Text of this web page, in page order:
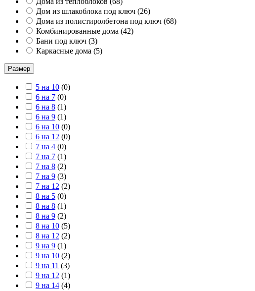
Дом из шлакоблока под ключ (26)
Дома из полистиролбетона под ключ (68)
Комбинированные дома (42)
Бани под ключ (3)
Каркасные дома (5)
Размер
5 на 10 (0)
6 на 7 (0)
6 на 8 (1)
6 на 9 (1)
6 на 10 (0)
6 на 12 (0)
7 на 4 (0)
7 на 7 (1)
7 на 8 (2)
7 на 9 (3)
7 на 12 (2)
8 на 5 (0)
8 на 8 (1)
8 на 9 (2)
8 на 10 (5)
8 на 12 (2)
9 на 9 (1)
9 на 10 (2)
9 на 11 (3)
9 на 12 (1)
9 на 14 (4)